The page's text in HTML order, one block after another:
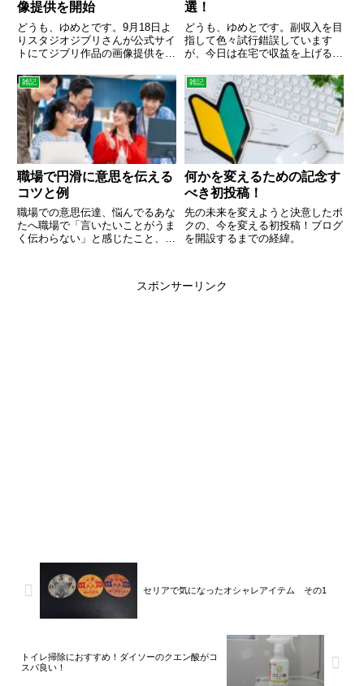
像提供を開始
どうも、ゆめとです。9月18日よ
りスタジオジブリさんが公式サイ
トにてジブリ作品の画像提供を開
てはとりあえずペタペタしてみま
した。気になる使用条件は『常識
の範囲でご自由にお使い下さい』
引用：スタジオジブリと、公式...
選！
どうも、ゆめとです。副収入を目
指して色々試行錯誤しています
が、今日は在宅で収益を上げる方
増やす方法アフィリエイト今では
聞きなれた言葉になってきました
かね。広告収益です。ブロガーや
ユーチューバーなどがこれにあた
り...
雑記
職場で円滑に意思を伝える
コツと例
職場での意思伝達、悩んでるあな
たへ職場で「言いたいことがうま
く伝わらない」と感じたこと、あ
気にしてうまく言えなかったり。
雑記
何かを変えるための記念す
べき初投稿！
先の未来を変えようと決意したボ
クの、今を変える初投稿！ブログ
を開設するまでの経緯。
スポンサーリンク
セリアで気になったオシャレアイテム その1
トイレ掃除におすすめ！ダイソーのクエン酸がコ
スパ良い！